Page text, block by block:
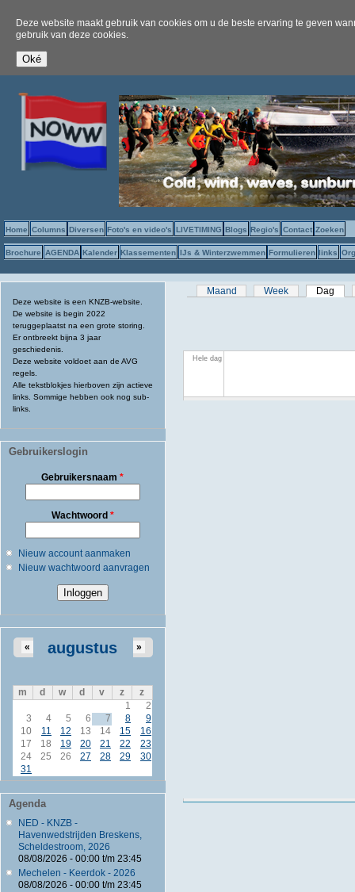
Deze website maakt gebruik van cookies om u de beste ervaring te geven
gebruik van deze cookies.
Home Columns Diversen Foto's en video's LIVETIMING Blogs Regio's Contact Zoeken
Brochure AGENDA Kalender Klassementen IJs & Winterzwemmen Formulieren links
Deze website is een KNZB-website.
De website is begin 2022
teruggeplaatst na een grote storing.
Er ontbreekt bijna 3 jaar
geschiedenis.
Deze website voldoet aan de AVG
regels.
Alle tekstblokjes hierboven zijn actieve
links. Sommige hebben ook nog sub-
links.
Gebruikerslogin
Gebruikersnaam*
Wachtwoord *
Nieuw account aanmaken
Nieuw wachtwoord aanvragen
augustus
« »
m d w d v z
z
1
2
3
4 5 6 7 8
9
10
11 12 13 14 15
16
17
18 19 20 21 22
23
24
25 26 27 28 29
30
31
Agenda
NED - KNZB -
Havenwedstrijden Breskens,
Scheldestroom, 2026
08/08/2026 - 00:00t/m 23:45
Mechelen - Keerdok - 2026
08/08/2026 - 00:00t/m 23:45
Primaire tabs
Maand Week Dag
Hele dag